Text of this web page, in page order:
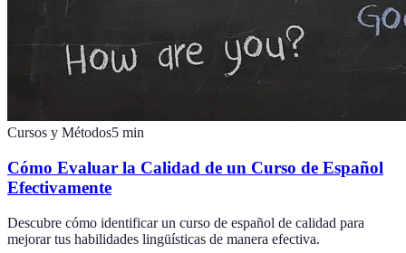
Cursos y Métodos5 min
Cómo Evaluar la Calidad de un Curso de Español
Efectivamente
Descubre cómo identificar un curso de español de calidad para
mejorar tus habilidades lingüísticas de manera efectiva.